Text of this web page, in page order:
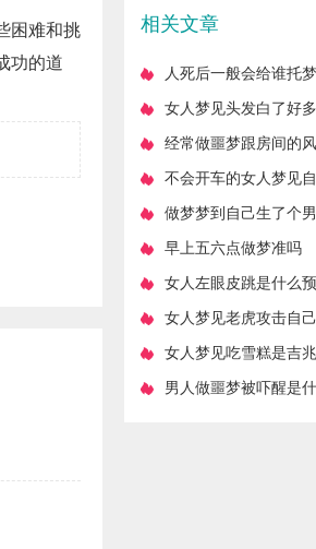
困难和挑
功的道
相关文章
​人死后一般会给谁托梦
​女人梦见头发白了好多
经常做噩梦跟房间的
不会开车的女人梦见
做梦梦到自己生了个
自己怀孕了好不好
​早上五六点做梦准吗
女人左眼皮跳是什么
​女人梦见老虎攻击自己
​女人梦见吃雪糕是吉兆
男人做噩梦被吓醒是